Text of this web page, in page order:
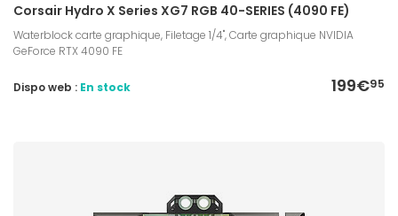
Corsair Hydro X Series XG7 RGB 40-SERIES (4090 FE)
Waterblock carte graphique, Filetage 1/4", Carte graphique NVIDIA
GeForce RTX 4090 FE
199€95
Dispo web : En stock